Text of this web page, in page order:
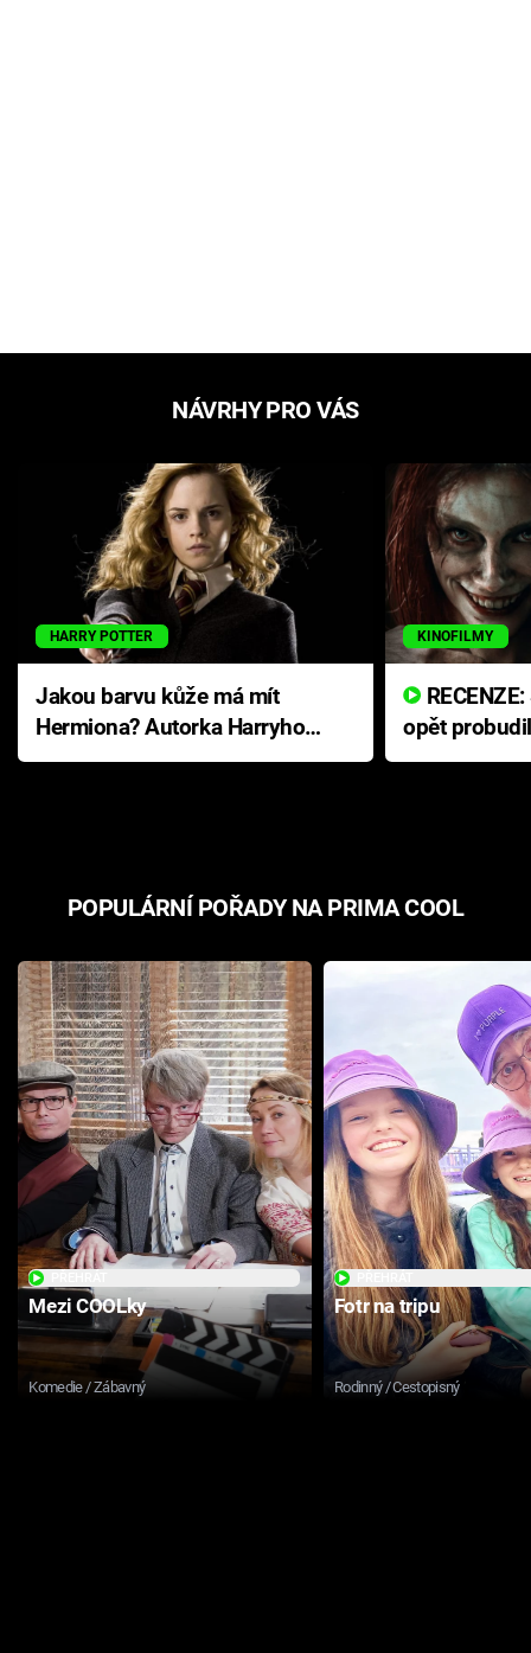
NÁVRHY PRO VÁS
HARRY POTTER
Jakou barvu kůže má mít
Hermiona? Autorka Harryho
Pottera přišla s ráznou
KINOFILMY
opět
přichází s
POPULÁRNÍ POŘADY NA PRIMA COOL
Mezi COOLky
Komedie / Zábavný
Fotr na tripu
Rodinný / Cestopisný